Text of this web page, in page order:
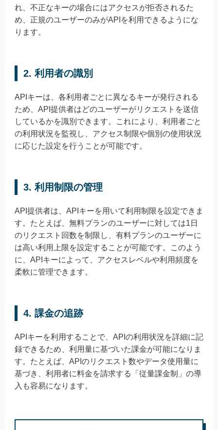
れ、不正なキーの場合にはアクセスが拒否されるた
め、正規のユーザーのみがAPIを利用できるようにな
ります。
2. 利用者の識別
APIキーは、各利用者ごとに異なるキーが発行される
ため、API提供者はどのユーザーがリクエストを送信
しているかを識別できます。これにより、利用者ごと
の利用状況を監視し、アクセス制限や個別の使用状況
に応じた設定を行うことが可能です。
3. 利用制限の管理
API提供者は、APIキーを用いて利用制限を設定できま
す。たとえば、無料プランのユーザーに対しては1日
のリクエスト回数を制限し、有料プランのユーザーに
は高い利用上限を設定することが可能です。このよう
に、APIキーによって、アクセスレベルや利用頻度を
柔軟に管理できます。
4. 課金の追跡
APIキーを利用することで、APIの利用状況を詳細に記
録できるため、利用量に基づいた課金が可能になりま
す。たとえば、APIのリクエスト数やデータ使用量に
基づき、利用者に料金を請求する「従量課金制」の導
入も容易になります。